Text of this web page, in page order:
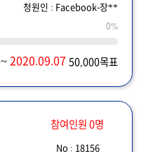
청원인 : Facebook-장**
0%
~2020.09.07 50,000목표
참여인원 0명
No : 18156